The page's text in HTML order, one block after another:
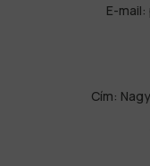
E-mail:
Cím: